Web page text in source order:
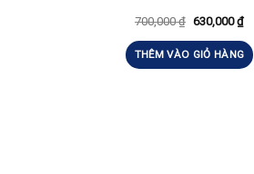
700,000₫ 630,000₫
THÊM VÀO GIỎ HÀNG